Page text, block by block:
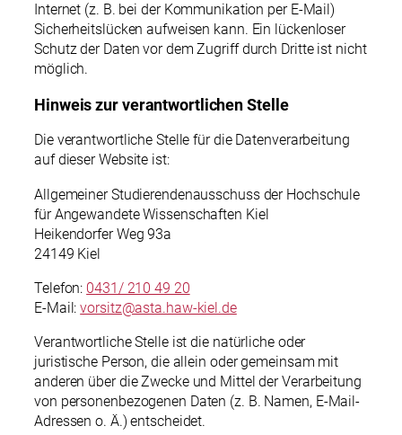
Internet (z. B. bei der Kommunikation per E-Mail)
Sicherheitslücken aufweisen kann. Ein lückenloser
Schutz der Daten vor dem Zugriff durch Dritte ist nicht
möglich.
Hinweis zur verantwortlichen Stelle
Die verantwortliche Stelle für die Datenverarbeitung
auf dieser Website ist:
Allgemeiner Studierendenausschuss der Hochschule
für Angewandete Wissenschaften Kiel
Heikendorfer Weg 93a
24149 Kiel
Telefon: 0431/ 210 49 20
E-Mail:vorsitz@asta.haw-kiel.de
Verantwortliche Stelle ist die natürliche oder
juristische Person, die allein oder gemeinsam mit
anderen über die Zwecke und Mittel der Verarbeitung
von personenbezogenen Daten (z. B. Namen, E-Mail-
Adressen o. Ä.) entscheidet.